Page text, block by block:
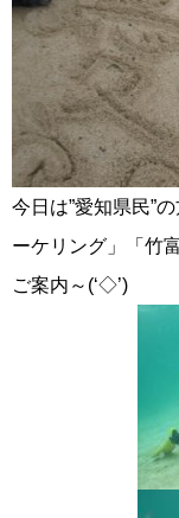
今日は”愛知県民”
ーケリング」「竹
ご案内～(‘◇’)ゞ